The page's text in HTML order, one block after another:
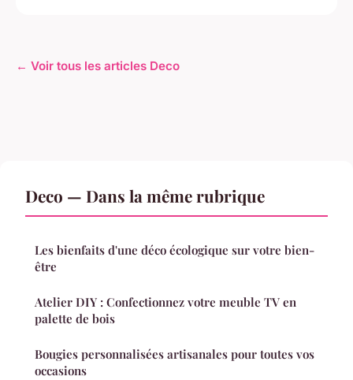
← Voir tous les articles Deco
Deco — Dans la même rubrique
Les bienfaits d'une déco écologique sur votre bien-
être
Atelier DIY : Confectionnez votre meuble TV en
palette de bois
Bougies personnalisées artisanales pour toutes vos
occasions